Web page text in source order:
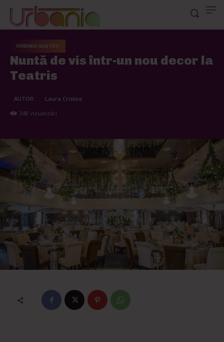
URBANIA GASTRO
Nuntă de vis într-un nou decor la
Teatris
AUTOR:
Laura Cristea
348 vizualizări